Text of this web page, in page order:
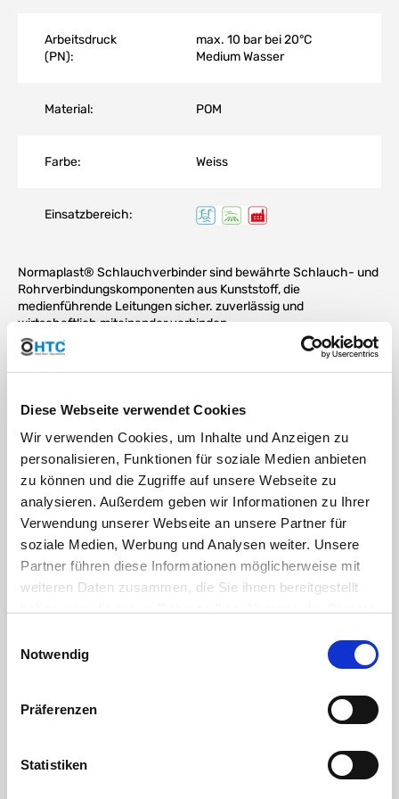
Diese Webseite verwendet Cookies
Wir verwenden Cookies, um Inhalte und Anzeigen zu
personalisieren, Funktionen für soziale Medien anbieten
zu können und die Zugriffe auf unsere Webseite zu
analysieren. Außerdem geben wir Informationen zu Ihrer
Verwendung unserer Webseite an unsere Partner für
soziale Medien, Werbung und Analysen weiter. Unsere
Partner führen diese Informationen möglicherweise mit
weiteren Daten zusammen, die Sie ihnen bereitgestellt
Cookies, wenn Sie unsere Webseite weiterhin nutzen.
Notwendig
Präferenzen
Statistiken
Arbeitsdruck
(PN):
max. 10 bar bei 20°C
Medium Wasser
Material: POM
Farbe: Weiss
Einsatzbereich:
Normaplast® Schlauchverbinder sind bewährte Schlauch- und
Rohrverbindungskomponenten aus Kunststoff, die
medienführende Leitungen sicher. zuverlässig und
wirtschaftlich miteinander verbinden.
Normaplast® Schlauch- und Rohrverbinder finden Verwendung
Schlauchtüllen aus PA6: Durch die hohe Steifigkeit bei niedrigen
thermische Stabilität als technischer Kunststoff wird PA6 in der
Industrie besonders für Präzisionsteile eingesetzt. Die akkurate
Ausformung dieser Schlauchtüllen zeigt dies deutlich.
Vorteile auf einem Blick
Äußerst hohe Festigkeit
Langlebigkeit
Hohe Schlagfestigkeit
Temperaturbereich -40°C bis 120°C je nach eingesetztem
Kunststoff
Entflammbarkeitsklasse (UL 94)